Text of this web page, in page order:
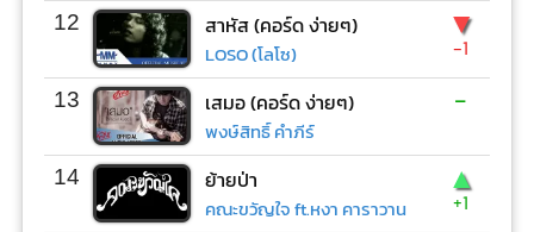
12 สาหัส (คอร์ด ง่ายๆ)
LOSO (โลโซ)
▼
-1
13 เสมอ (คอร์ด ง่ายๆ)
พงษ์สิทธิ์ คำภีร์
-
14 ย้ายป่า
คณะขวัญใจ ft.หงา คาราวาน
▲
+1